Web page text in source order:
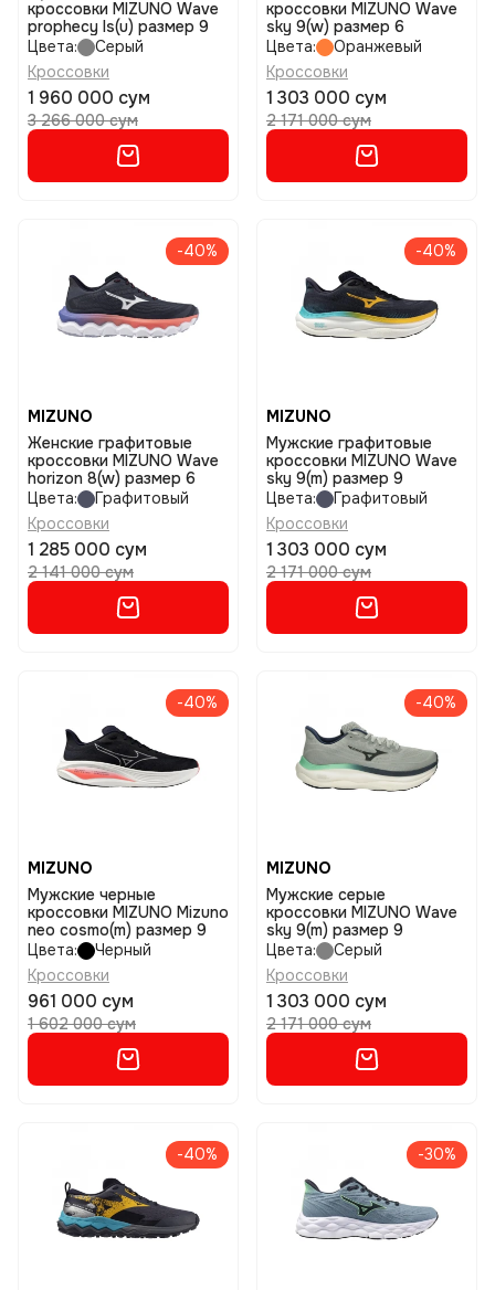
кроссовки MIZUNO Wave
prophecy ls(u) размер 9
Цвета:
Серый
Кроссовки
1 960 000 сум
3 266 000 сум
кроссовки MIZUNO Wave
sky 9(w) размер 6
Цвета:
Оранжевый
Кроссовки
1 303 000 сум
2 171 000 сум
-40%
MIZUNO
Женские графитовые
кроссовки MIZUNO Wave
horizon 8(w) размер 6
Цвета:
Графитовый
Кроссовки
1 285 000 сум
2 141 000 сум
-40%
MIZUNO
Мужские графитовые
кроссовки MIZUNO Wave
sky 9(m) размер 9
Цвета:
Графитовый
Кроссовки
1 303 000 сум
2 171 000 сум
-40%
MIZUNO
Мужские черные
кроссовки MIZUNO Mizuno
neo cosmo(m) размер 9
Цвета:
Черный
Кроссовки
961 000 сум
1 602 000 сум
-40%
MIZUNO
Мужские серые
кроссовки MIZUNO Wave
sky 9(m) размер 9
Цвета:
Серый
Кроссовки
1 303 000 сум
2 171 000 сум
-40% -30%